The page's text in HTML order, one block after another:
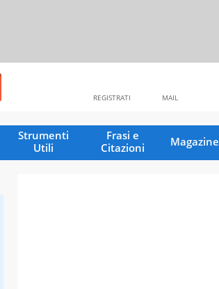
MAIL
REGISTRATI
Strumenti
Utili
Frasi e
Citazioni
Magazine